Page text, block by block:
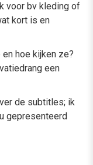
voor bv kleding of
kort is en
hoe kijken ze?
een
de subtitles; ik
gepresenteerd